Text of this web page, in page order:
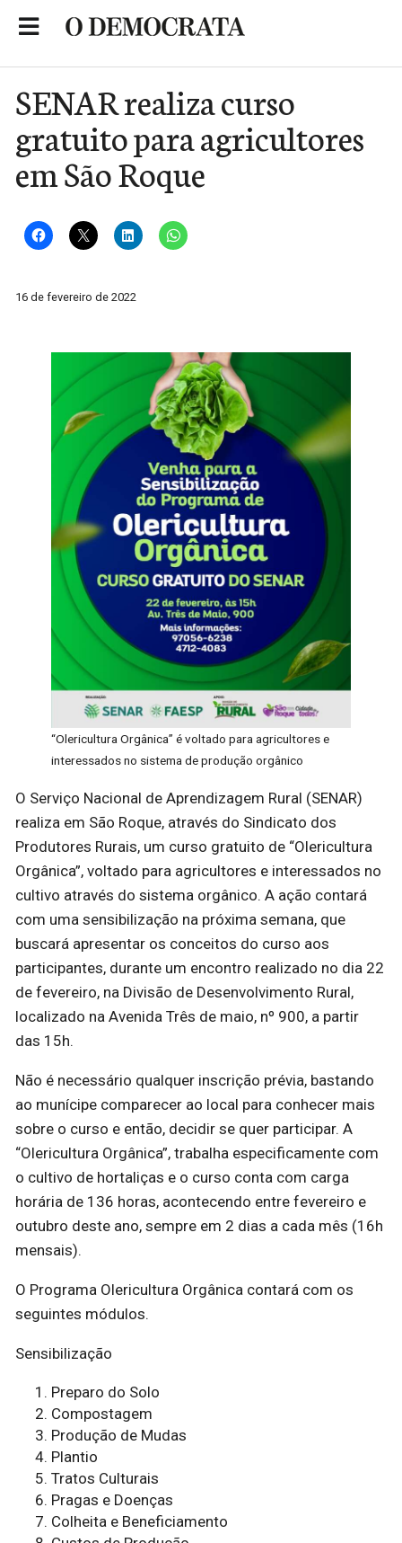
SENAR realiza curso
gratuito para agricultores
em São Roque
16 de fevereiro de 2022
“Olericultura Orgânica” é voltado para agricultores e
interessados no sistema de produção orgânico
O Serviço Nacional de Aprendizagem Rural (SENAR)
realiza em São Roque, através do Sindicato dos
Produtores Rurais, um curso gratuito de “Olericultura
Orgânica”, voltado para agricultores e interessados no
cultivo através do sistema orgânico. A ação contará
com uma sensibilização na próxima semana, que
buscará apresentar os conceitos do curso aos
participantes, durante um encontro realizado no dia 22
de fevereiro, na Divisão de Desenvolvimento Rural,
localizado na Avenida Três de maio, nº 900, a partir
das 15h.
Não é necessário qualquer inscrição prévia, bastando
ao munícipe comparecer ao local para conhecer mais
sobre o curso e então, decidir se quer participar. A
“Olericultura Orgânica”, trabalha especificamente com
o cultivo de hortaliças e o curso conta com carga
horária de 136 horas, acontecendo entre fevereiro e
outubro deste ano, sempre em 2 dias a cada mês (16h
mensais).
O Programa Olericultura Orgânica contará com os
seguintes módulos.
Sensibilização
Preparo do Solo
Compostagem
Produção de Mudas
Plantio
Tratos Culturais
Pragas e Doenças
Colheita e Beneficiamento